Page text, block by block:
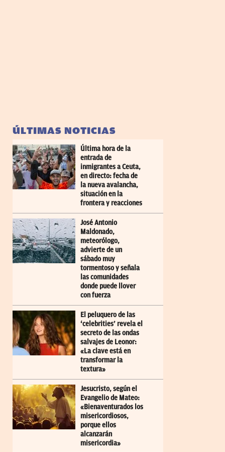
ÚLTIMAS NOTICIAS
Última hora de la
entrada de
inmigrantes a Ceuta,
en directo: fecha de
la nueva avalancha,
situación en la
frontera y reacciones
José Antonio
Maldonado,
meteorólogo,
advierte de un
sábado muy
tormentoso y señala
las comunidades
donde puede llover
con fuerza
El peluquero de las
‘celebrities’ revela el
secreto de las ondas
salvajes de Leonor:
«La clave está en
transformar la
textura»
Jesucristo, según el
Evangelio de Mateo:
«Bienaventurados los
misericordiosos,
porque ellos
alcanzarán
misericordia»